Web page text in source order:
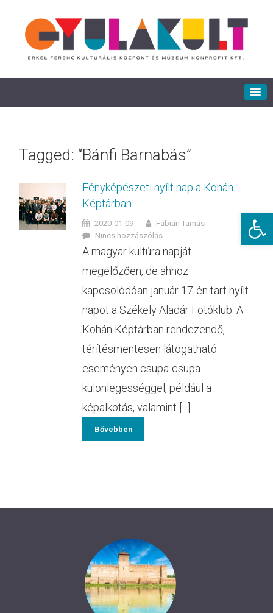
Tagged: “Bánfi Barnabás”
Fényképészeti nyílt nap a Kohán
Képtárban
2020-01-09
Fábián Tamás
Nincs hozzászólás
A magyar kultúra napját
megelőzően, de ahhoz
kapcsolódóan január 17-én tart nyílt
napot a Székely Aladár Fotóklub. A
Kohán Képtárban rendezendő,
térítésmentesen látogatható
eseményen csupa-csupa
különlegességgel, például a
képalkotás, valamint [...]
Bővebben